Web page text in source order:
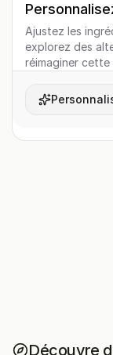
Ajustez les
explorez des
réimaginer
Découvre